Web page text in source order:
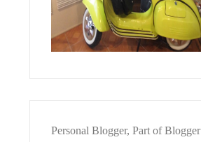
Personal Blogger, Part of Blogger